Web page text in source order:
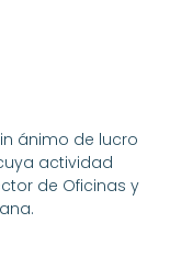
ánimo de lucro
actividad
de Oficinas y